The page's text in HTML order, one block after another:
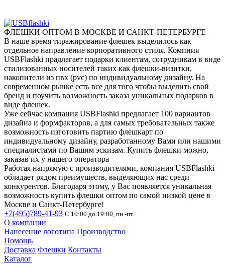
ФЛЕШКИ ОПТОМ В МОСКВЕ И САНКТ-ПЕТЕРБУРГЕ
В наше время тиражирование флешек выделилось как
отдельное направление корпоративного стиля. Компния
USBFlashki прадлагает подарки клиентам, сотрудникам в виде
стилизованных носителей таких как флешки-визитки,
накопители из пвх (pvc) по индивидуальному дизайну. На
современном рынке есть все для того чтобы выделить свой
бренд и поучить возможность заказа уникальных подарков в
виде флешек.
Уже сейчас компания USBFlashki предлагает 100 вариантов
дизайна и формфакторов, а для самых требовательных также
возможность изготовить партию флешкарт по
индивидуальному дизайну, разработанному Вами или нашими
специалистами по Вашим эскизам. Купить флешки можно,
заказав их у нашего оператора
Работая напрямую с производителями, компания USBFlashki
обладает рядом преимуществ, выделяющих нас среди
конкурентов. Благодаря этому, у Вас появляется уникальная
возможность купить флешки оптом по самой низкой цене в
Москве и Санкт-Петербурге!
+7(495)789-41-93 С 10:00 до 19:00, пн.-пт.
О компании
Нанесение логотипа Производство
Помощь
Доставка Флешки Контакты
Каталог